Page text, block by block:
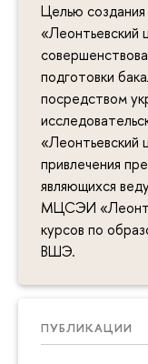
Целью
«Леонтьевский
подготовки
посредством
«Леонтьевский
привлечения
являющихся
МЦСЭИ
курсов по
ВШЭ.
ПУБЛИКАЦИИ